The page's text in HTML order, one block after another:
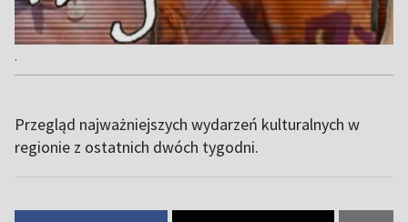
.
Przegląd najważniejszych wydarzeń kulturalnych w
regionie z ostatnich dwóch tygodni.